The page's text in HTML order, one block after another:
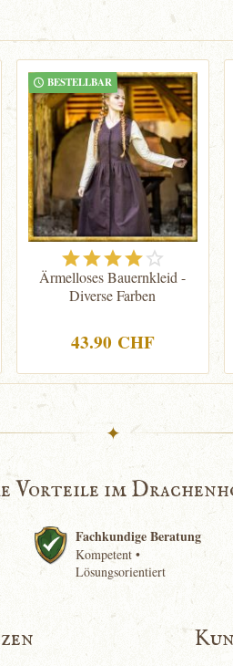
BESTELLBAR
Ärmelloses Bauernkleid -
Diverse Farben
43.90 CHF
✦
Vorteile im
Fachkundige Beratung
Kompetent •
Lösungsorientiert